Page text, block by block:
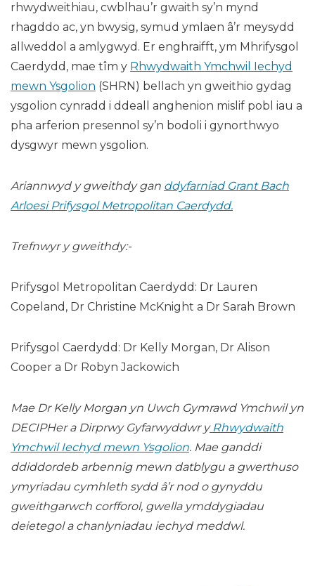
rhwydweithiau, cwblhau’r gwaith sy’n mynd
rhagddo ac, yn bwysig, symud ymlaen â’r meysydd
allweddol a amlygwyd. Er enghraifft, ym Mhrifysgol
Caerdydd, mae tîm y Rhwydwaith Ymchwil Iechyd
mewn Ysgolion (SHRN) bellach yn gweithio gydag
ysgolion cynradd i ddeall anghenion mislif pobl iau a
pha arferion presennol sy’n bodoli i gynorthwyo
dysgwyr mewn ysgolion.
Ariannwyd y gweithdy gan ddyfarniad Grant Bach
Arloesi Prifysgol Metropolitan Caerdydd.
Trefnwyr y gweithdy:-
Prifysgol Metropolitan Caerdydd: Dr Lauren
Copeland, Dr Christine McKnight a Dr Sarah Brown
Prifysgol Caerdydd: Dr Kelly Morgan, Dr Alison
Cooper a Dr Robyn Jackowich
Mae Dr Kelly Morgan yn Uwch Gymrawd Ymchwil yn
DECIPHer a Dirprwy Gyfarwyddwr yRhwydwaith
Ymchwil Iechyd mewn Ysgolion. Mae ganddi
ddiddordeb arbennig mewn datblygu a gwerthuso
ymyriadau cymhleth sydd â’r nod o gynyddu
gweithgarwch corfforol, gwella ymddygiadau
deietegol a chanlyniadau iechyd meddwl.